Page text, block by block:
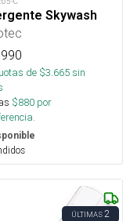
Skywash
de $3.665sin
$880 por
ÚLTIMAS2